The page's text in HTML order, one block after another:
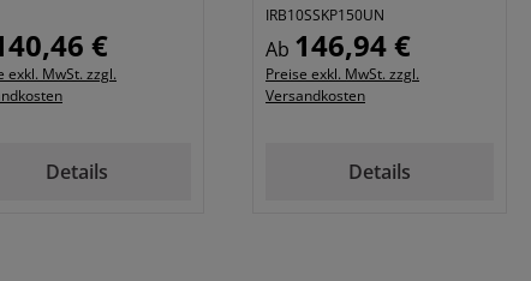
Preis:
€
exkl. MwSt. zzgl.
Details
IRB10SSKP150UN
Regulärer Preis:
Ab 146,94 €
Preise exkl. MwSt. zzgl.
Versandkosten
Details